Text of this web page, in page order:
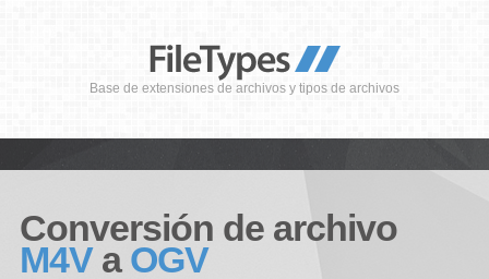
Base de extensiones de archivos y tipos de archivos
Conversión de archivo
M4Va OGV